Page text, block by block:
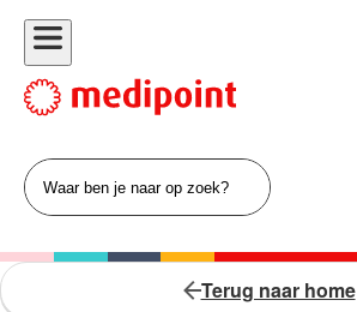
Terug naar home